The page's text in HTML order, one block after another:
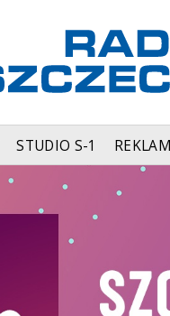
STUDIO S-1